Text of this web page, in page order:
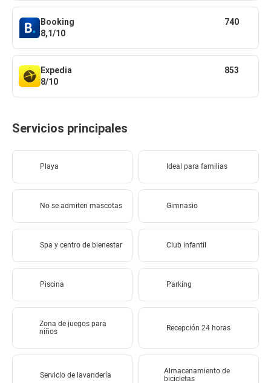
Booking
8,1/10
740
Expedia
8/10
853
Servicios principales
Playa Ideal para familias
No se admiten mascotas Gimnasio
Spa y centro de bienestar Club infantil
Piscina Parking
Zona de juegos para
niños
Recepción 24 horas
Servicio de lavandería
Almacenamiento de
bicicletas